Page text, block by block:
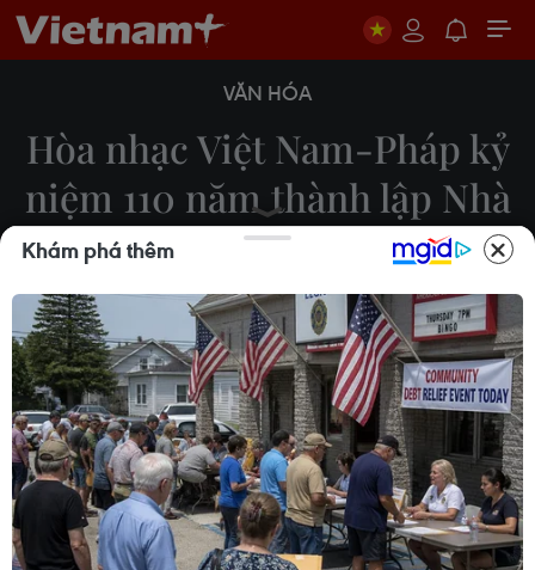
VĂN HÓA
Hòa nhạc Việt Nam-Pháp kỷ
niệm 110 năm thành lập Nhà
hát Lớn
Minh Thu
12/12/2021 02:55
Buổi hòa nhạc Huyền thoại Opera có sự tham gia
của các nghệ sỹ Việt Nam-Pháp. Họ đã cất lên
những bài hát kinh điển kỷ niệm 110 năm Nhà hát
Lớn và tình hữu nghị hai nước.
Khám phá thêm